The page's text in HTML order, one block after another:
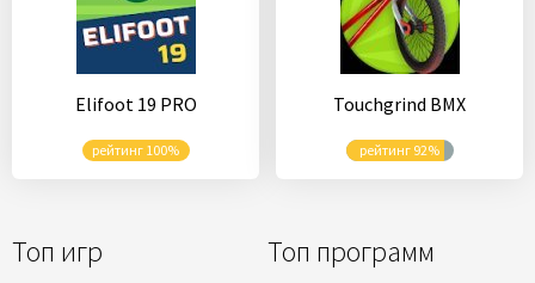
Топ игр Топ программ
Elifoot 19 PRO
рейтинг 100%
Touchgrind BMX
рейтинг 92%